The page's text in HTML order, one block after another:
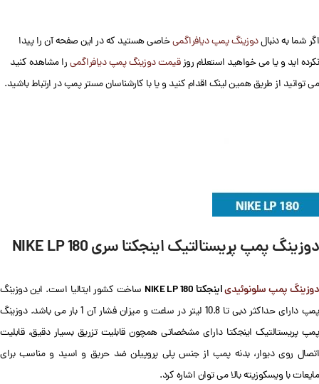
اگر شما به دنبالدوزینگ پمپ دیافراگمیخاصی هستید که در این صفحه آن را پیدا
نکرده اید و یا می خواهید استعلام روزقیمت دوزینگ پمپ دیافراگمیرا مشاهده کنید
می توانید از طریق همین لینک اقدام کنید و یا با کارشناسان مستر پمپ در ارتباط باشید.
دوزینگ پمپ پریستالتیک اینجکتا سری NIKE LP 180
دوزینگ پمپ سلونوئیدیاینجکتا NIKELP 180
ساخت کشور ایتالیا است. این دوزینگ
پمپ دارای حداکثر دبی تا 10.8 لیتر در ساعت و میزان فشار آن 1 بار می باشد. دوزینگ
پمپ پریستالتیک اینجکتا دارای مشخصاتی همچون قابلیت تزریق بسیار دقیق، قابلیت
اتصال روی دیوار، بدنه پمپ از جنس پلی پروپیلن ضد حریق و اسید و مناسب برای
مایعات با ویسکوزیته بالا می توان اشاره کرد.